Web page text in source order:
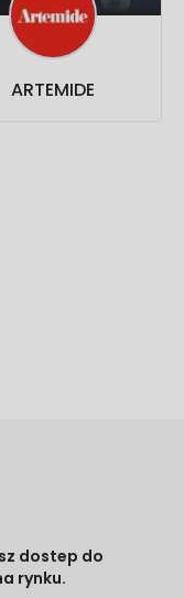
ARTEMIDE
dostep do
rynku.